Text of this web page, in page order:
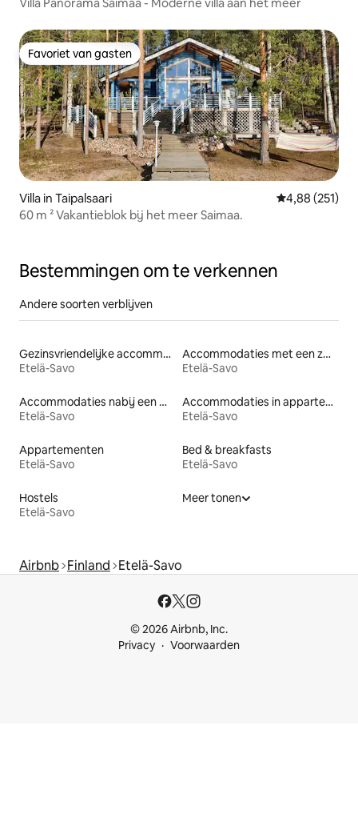
Favoriet van gasten
Favoriet van gasten
Villa in Taipalsaari Gemiddelde
4,88 (251)
60 m ² Vakantieblok bij het meer Saimaa.
Bestemmingen om te verkennen
Andere soorten verblijven
Gezinsvriendelijke accommodaties
Etelä-Savo
Accommodaties met een zwembad
Etelä-Savo
Accommodaties nabij een meer
Etelä-Savo
Accommodaties in appartementen met diensten
Etelä-Savo
Appartementen
Etelä-Savo
Bed & breakfasts
Etelä-Savo
Hostels
Etelä-Savo
Meer tonen
Airbnb Finland Etelä-Savo
© 2026 Airbnb, Inc.
Privacy
Voorwaarden